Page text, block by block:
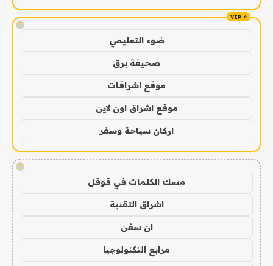
!
ضوء التعليمي
صحيفة برق
موقع اشراقات
موقع اشراق اون لاين
اركان سياحة وسفر
!
مسك الكلمات في قوقل
اشراق التقنية
ان سفن
مرابع التكنولوجيا